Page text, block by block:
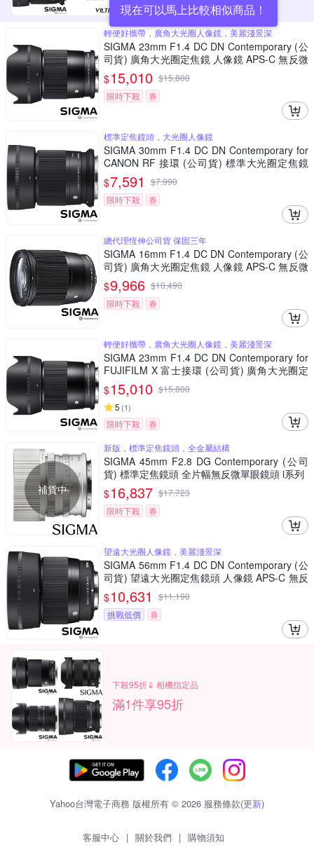
現在可以馬上比較相似商品！
輕便好攜帶，廣角大光圈人像鏡，美麗淺景深
SIGMA 23mm F1.4 DC DN Contemporary (公
司貨) 廣角大光圈定焦鏡 人像鏡 APS-C 無反微
單眼專用鏡頭
$15,010 $15,800
限時下殺
券
標準定焦鏡頭，大光圈人像鏡
SIGMA 30mm F1.4 DC DN Contemporary for
CANON RF 接環 (公司貨) 標準大光圈定焦鏡
人像鏡 APS-C 無反微單眼專用鏡頭
$7,591 $7,990
限時下殺
券
總代理恆伸公司貨 保固三年
SIGMA 16mm F1.4 DC DN Contemporary (公
司貨) 廣角大光圈定焦鏡 人像鏡 APS-C 無反微
單眼專用鏡頭
$9,966 $10,490
限時下殺
券
輕便好攜帶，廣角大光圈人像鏡，美麗淺景深
SIGMA 23mm F1.4 DC DN Contemporary for
FUJIFILM X 富士接環 (公司貨) 廣角大光圈定
焦鏡 人像鏡 APS-C 無反微單眼專用鏡頭
$15,010 $15,800
5 (1)
限時下殺 券
補貨中
新版，標準定焦鏡頭，全金屬結構
SIGMA 45mm F2.8 DG Contemporary (公司
貨) 標準定焦鏡頭 全片幅無反微單眼鏡頭 i系列
$16,837 $17,723
限時下殺
券
望遠大光圈人像鏡，美麗淺景深
SIGMA 56mm F1.4 DC DN Contemporary (公
司貨) 望遠大光圈定焦鏡頭 人像鏡 APS-C 無反
微單眼專用鏡頭
$10,631 $11,190
挑戰低價
券
下殺95折⇓ 相機指定品
滿1件享95折
Yahoo台灣電子商務 版權所有 © 2026 服務條款(更新)
客服中心 | 關於我們 | 購物須知